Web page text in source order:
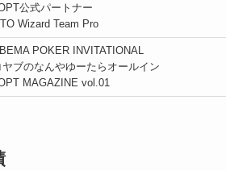
公式パートナー
Wizard Team Pro
POKER INVITATIONAL
ヤブのなんやゆーたらオールイン
MAGAZINE vol.01